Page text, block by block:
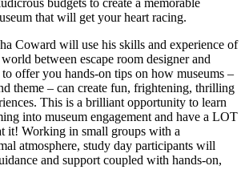
budgets to create a memorable
that will get your heart racing.
Coward will use his skills and experience of
between escape room designer and
offer you hands-on tips on how museums –
theme – can create fun, frightening, thrilling
This is a brilliant opportunity to learn
into museum engagement and have a LOT
it! Working in small groups with a
atmosphere, study day participants will
and support coupled with hands-on,